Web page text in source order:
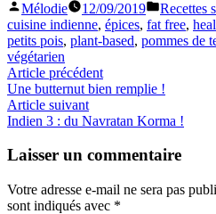
Publié
par
Mélodie 12/09/2019
Publié
dans
Recettes
cuisine indienne, épices, fat free,
petits pois, plant-based, pommes de
végétarien
Navigation
de
l’article
Article précédentArticle
précédent :
Une butternut bien remplie !
Article suivantArticle
suivant
Indien 3 : du Navratan Korma !
Laisser un commentaire
Votre adresse e-mail ne sera pas
sont indiqués avec *